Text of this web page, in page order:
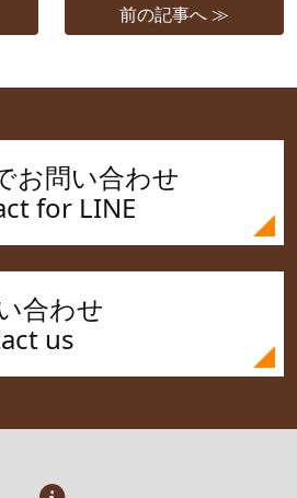
前の記事へ ≫
お問い合わせ
for LINE
合わせ
us